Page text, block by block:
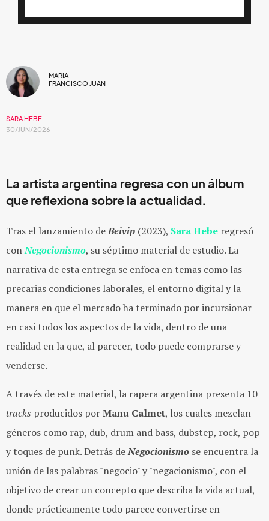
MARIA
FRANCISCO JUAN
SARA HEBE
30/JUN/2026
La artista argentina regresa con un álbum
que reflexiona sobre la actualidad.
Tras el lanzamiento deBeivip (2023), Sara Hebe regresó
conNegocionismo, su séptimo material de estudio. La
narrativa de esta entrega se enfoca en temas como las
precarias condiciones laborales, el entorno digital y la
manera en que el mercado ha terminado por incursionar
en casi todos los aspectos de la vida, dentro de una
realidad en la que, al parecer, todo puede comprarse y
venderse.
A través de este material, la rapera argentina presenta 10
tracks producidos porManu Calmet, los cuales mezclan
géneros como rap, dub, drum and bass, dubstep, rock, pop
y toques de punk. Detrás deNegocionismo se encuentra la
unión de las palabras "negocio" y "negacionismo", con el
objetivo de crear un concepto que describa la vida actual,
donde prácticamente todo parece convertirse en